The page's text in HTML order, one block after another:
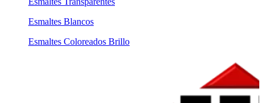
Esmaltes Blancos
Esmaltes Coloreados Brillo